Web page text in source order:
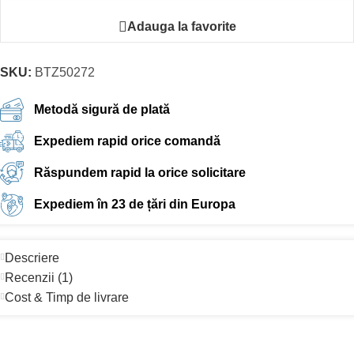
Adauga la favorite
SKU: BTZ50272
Metodă sigură de plată
Expediem rapid orice comandă
Răspundem rapid la orice solicitare
Expediem în 23 de țări din Europa
Descriere
Recenzii (1)
Cost & Timp de livrare